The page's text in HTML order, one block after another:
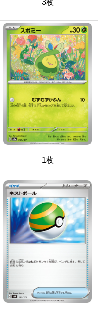
3枚
1枚